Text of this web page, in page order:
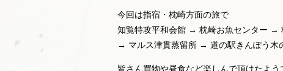
今回は指宿・枕崎方面の旅で
知覧特攻平和会館 → 枕崎お魚センター →
→ マルス津貫蒸留所 → 道の駅きんぽう木
皆さん買物や昼食など楽しんで頂けたよう